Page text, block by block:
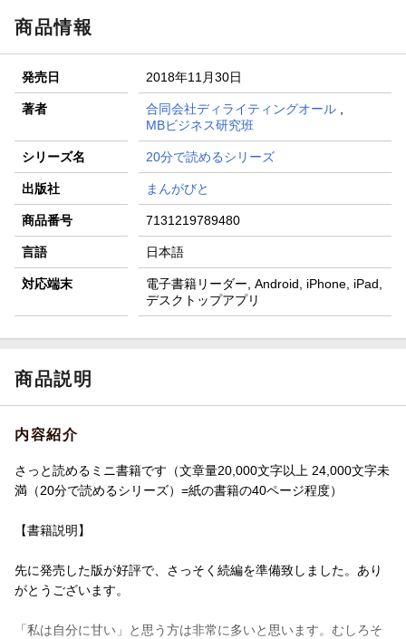
商品情報
発売日 2018年11月30日
著者 合同会社ディライティングオール,
MBビジネス研究班
シリーズ名 20分で読めるシリーズ
出版社 まんがびと
商品番号 7131219789480
言語 日本語
対応端末
電子書籍リーダー, Android, iPhone, iPad,
デスクトップアプリ
商品説明
内容紹介
さっと読めるミニ書籍です（文章量20,000文字以上 24,000文字未
満（20分で読めるシリーズ）=紙の書籍の40ページ程度）
【書籍説明】
先に発売した版が好評で、さっそく続編を準備致しました。あり
がとうございます。
「私は自分に甘い」と思う方は非常に多いと思います。むしろそ